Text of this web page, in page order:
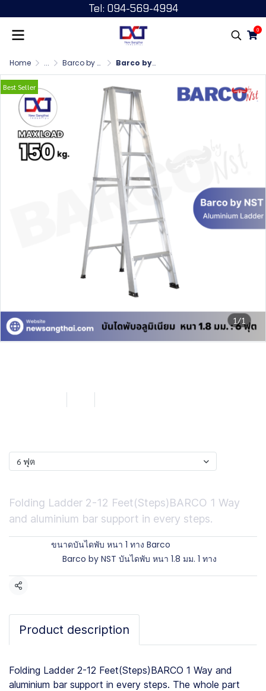
Tel: 094-569-4994
0
Home ... Barco by NST บันไดพับ หนา 1.8 มม. 1 ทาง Barco by NST บันไดพับ .1 ทาง 6 ฟุต
1/1
Best Seller
6 ฟุต
Folding Ladder 2-12 Feet(Steps)BARCO 1 Way
and aluminium bar support in every steps.
ขนาดบันไดพับ หนา 1 ทาง Barco
Barco by NST บันไดพับ หนา 1.8 มม. 1 ทาง
Share
Product description
Folding Ladder 2-12 Feet(Steps)BARCO 1 Way and
aluminium bar support in every steps. The whole part